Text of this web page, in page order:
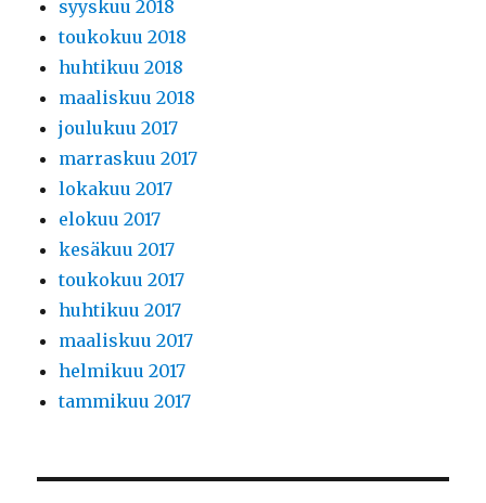
syyskuu 2018
toukokuu 2018
huhtikuu 2018
maaliskuu 2018
joulukuu 2017
marraskuu 2017
lokakuu 2017
elokuu 2017
kesäkuu 2017
toukokuu 2017
huhtikuu 2017
maaliskuu 2017
helmikuu 2017
tammikuu 2017